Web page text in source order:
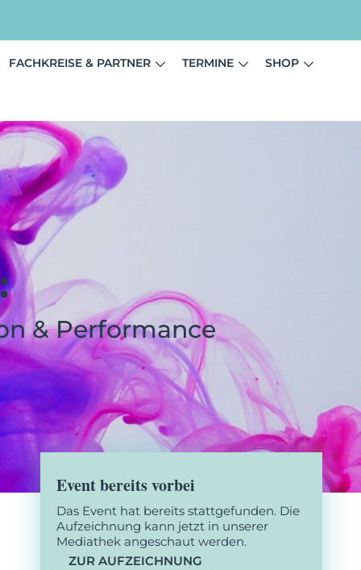
FACHKREISE & PARTNER TERMINE SHOP
& Performance
Event bereits vorbei
Das Event hat bereits stattgefunden. Die
Aufzeichnung kann jetzt in unserer
Mediathek angeschaut werden.
ZUR AUFZEICHNUNG